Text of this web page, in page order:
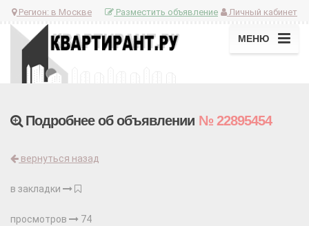
Регион: в Москве Личный кабинет
Разместить объявление
МЕНЮ
Подробнее об объявлении № 22895454
вернуться назад
в закладки
просмотров 74